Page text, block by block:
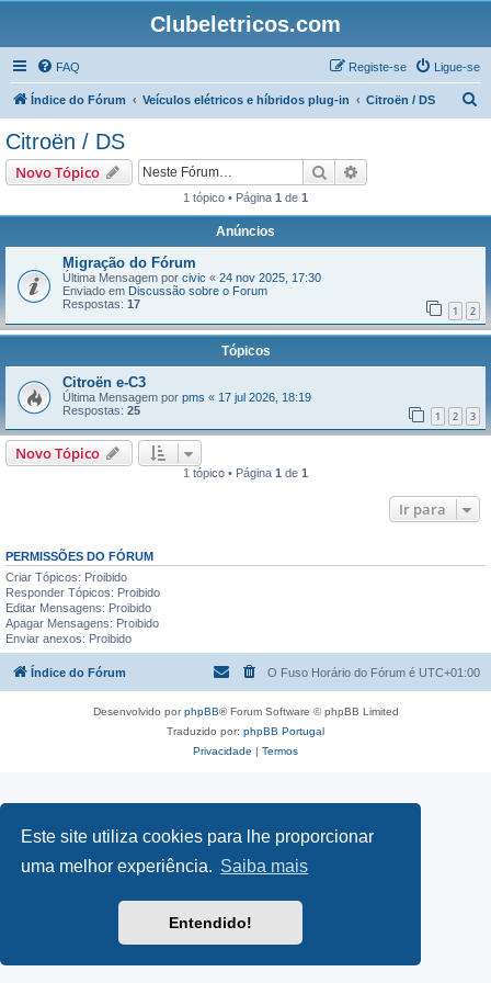
Este site utiliza cookies para lhe proporcionar
uma melhor experiência. Saiba mais
Entendido!
Clubeletricos.com
FAQ Ligue-se
Registe-se
Índice do Fórum Veículos elétricos e híbridos plug-in Citroën / DS
Citroën / DS
Novo Tópico Pesquisar
1 tópico • Página 1 de 1
Anúncios
Migração do Fórum
Última Mensagem por civic « 24 nov 2025, 17:30
Enviado em Discussão sobre o Forum
Respostas: 17 1 2
Tópicos
Citroën e-C3
Última Mensagem por pms « 17 jul 2026, 18:19
Respostas: 25 1 2 3
Novo Tópico
1 tópico • Página 1 de 1
Ir para
PERMISSÕES DO FÓRUM
Criar Tópicos: Proibido
Responder Tópicos: Proibido
Editar Mensagens: Proibido
Apagar Mensagens: Proibido
Enviar anexos: Proibido
Índice do Fórum O Fuso Horário do Fórum é UTC+01:00
Desenvolvido porphpBB® Forum Software © phpBB Limited
Traduzido por: phpBB Portugal
Privacidade | Termos